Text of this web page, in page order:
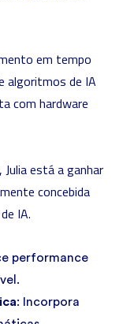
em tempo
algoritmos de IA
com hardware
está a ganhar
concebida
IA.
performance
: Incorpora